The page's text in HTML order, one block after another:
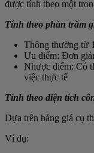
được tính theo một
Tính theo phần trăm
Thông thường từ
Ưu điểm: Đơn
Nhược điểm: Có
việc thực tế
Tính theo diện tích
Dựa trên bảng giá cụ
Ví dụ: